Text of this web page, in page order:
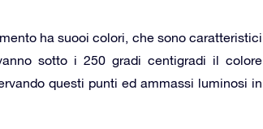
ha suooi colori, che sono caratteristici
sotto i 250 gradi centigradi il colore
questi punti ed ammassi luminosi in